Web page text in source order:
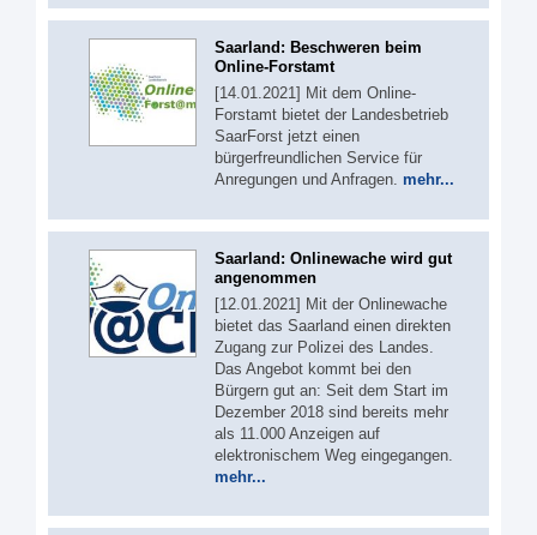
Saarland: Beschweren beim
Online-Forstamt
[14.01.2021] Mit dem Online-
Forstamt bietet der Landesbetrieb
SaarForst jetzt einen
bürgerfreundlichen Service für
Anregungen und Anfragen. mehr...
Saarland: Onlinewache wird gut
angenommen
[12.01.2021] Mit der Onlinewache
bietet das Saarland einen direkten
Zugang zur Polizei des Landes.
Das Angebot kommt bei den
Bürgern gut an: Seit dem Start im
Dezember 2018 sind bereits mehr
als 11.000 Anzeigen auf
elektronischem Weg eingegangen.
mehr...